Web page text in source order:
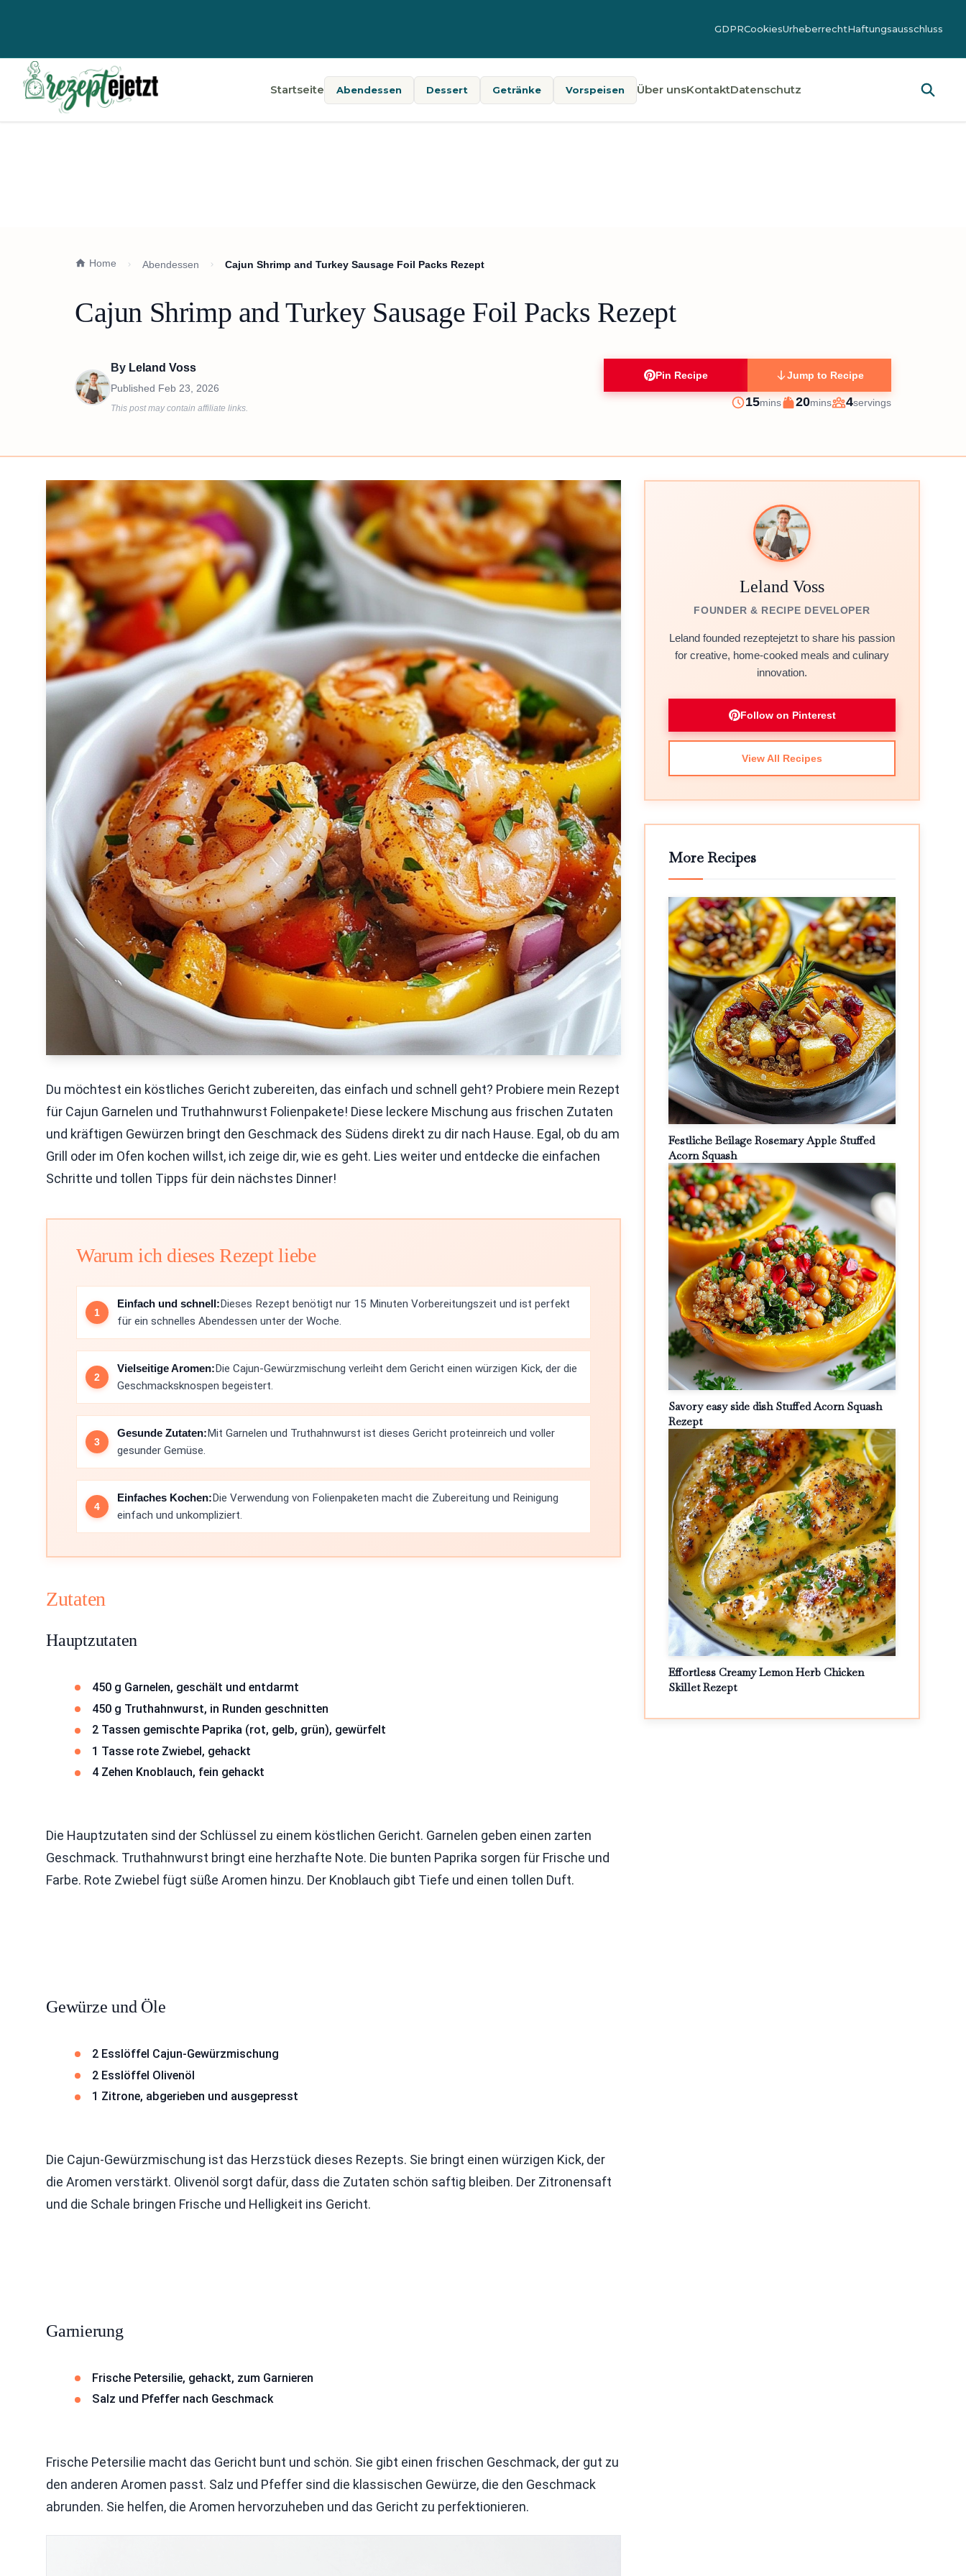
GDPRCookiesUrheberrechtHaftungsausschluss
Startseite Abendessen Dessert Getränke Vorspeisen Über unsKontaktDatenschutz
Home Abendessen Cajun Shrimp and Turkey Sausage Foil Packs Rezept
Cajun Shrimp and Turkey Sausage Foil Packs Rezept
By Leland Voss
Published Feb 23, 2026
This post may contain affiliate links.
Pin Recipe Jump to Recipe
Prep
15minutes
mins
Cook
20minutes
mins
Servings
4servings
Du möchtest ein köstliches Gericht zubereiten, das einfach und schnell geht? Probiere mein Rezept
für Cajun Garnelen und Truthahnwurst Folienpakete! Diese leckere Mischung aus frischen Zutaten
und kräftigen Gewürzen bringt den Geschmack des Südens direkt zu dir nach Hause. Egal, ob du am
Grill oder im Ofen kochen willst, ich zeige dir, wie es geht. Lies weiter und entdecke die einfachen
Schritte und tollen Tipps für dein nächstes Dinner!
Warum ich dieses Rezept liebe
Einfach und schnell:Dieses Rezept benötigt nur 15 Minuten Vorbereitungszeit und ist perfekt
für ein schnelles Abendessen unter der Woche.
Vielseitige Aromen:Die Cajun-Gewürzmischung verleiht dem Gericht einen würzigen Kick, der die
Geschmacksknospen begeistert.
Gesunde Zutaten:Mit Garnelen und Truthahnwurst ist dieses Gericht proteinreich und voller
gesunder Gemüse.
Einfaches Kochen:Die Verwendung von Folienpaketen macht die Zubereitung und Reinigung
einfach und unkompliziert.
Zutaten
Hauptzutaten
450 g Garnelen, geschält und entdarmt
450 g Truthahnwurst, in Runden geschnitten
2 Tassen gemischte Paprika (rot, gelb, grün), gewürfelt
1 Tasse rote Zwiebel, gehackt
4 Zehen Knoblauch, fein gehackt
Die Hauptzutaten sind der Schlüssel zu einem köstlichen Gericht. Garnelen geben einen zarten
Geschmack. Truthahnwurst bringt eine herzhafte Note. Die bunten Paprika sorgen für Frische und
Farbe. Rote Zwiebel fügt süße Aromen hinzu. Der Knoblauch gibt Tiefe und einen tollen Duft.
Gewürze und Öle
2 Esslöffel Cajun-Gewürzmischung
2 Esslöffel Olivenöl
1 Zitrone, abgerieben und ausgepresst
Die Cajun-Gewürzmischung ist das Herzstück dieses Rezepts. Sie bringt einen würzigen Kick, der
die Aromen verstärkt. Olivenöl sorgt dafür, dass die Zutaten schön saftig bleiben. Der Zitronensaft
und die Schale bringen Frische und Helligkeit ins Gericht.
Garnierung
Frische Petersilie, gehackt, zum Garnieren
Salz und Pfeffer nach Geschmack
Frische Petersilie macht das Gericht bunt und schön. Sie gibt einen frischen Geschmack, der gut zu
den anderen Aromen passt. Salz und Pfeffer sind die klassischen Gewürze, die den Geschmack
abrunden. Sie helfen, die Aromen hervorzuheben und das Gericht zu perfektionieren.
Leland Voss
FOUNDER & RECIPE DEVELOPER
Leland founded rezeptejetzt to share his passion
for creative, home-cooked meals and culinary
innovation.
Follow on Pinterest
View All Recipes
More Recipes
Festliche Beilage Rosemary Apple Stuffed
Acorn Squash
Savory easy side dish Stuffed Acorn Squash
Rezept
Effortless Creamy Lemon Herb Chicken
Skillet Rezept